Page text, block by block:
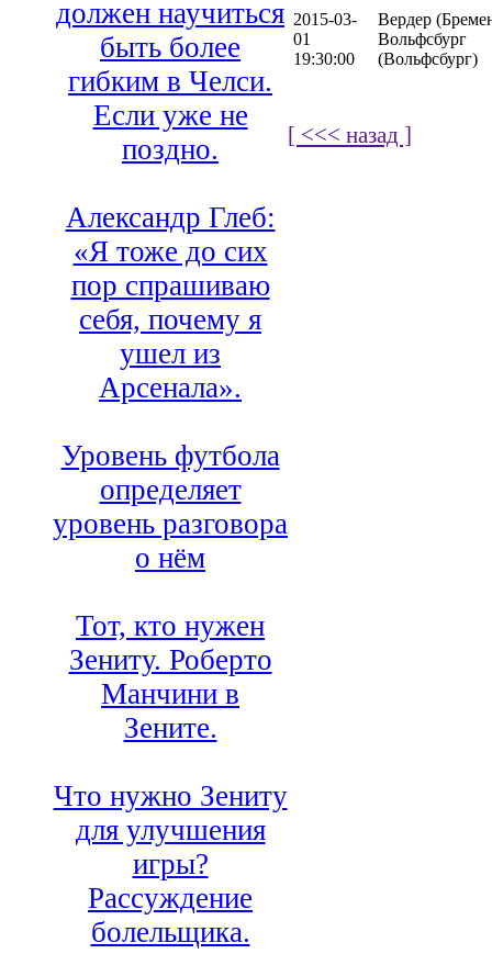
должен научиться
быть более
гибким в Челси.
Если уже не
поздно.
Александр Глеб:
«Я тоже до сих
пор спрашиваю
себя, почему я
ушел из
Арсенала».
Уровень футбола
определяет
уровень разговора
о нём
Тот, кто нужен
Зениту. Роберто
Манчини в
Зените.
Что нужно Зениту
для улучшения
игры?
Рассуждение
болельщика.
2015-03-
01
19:30:00
Вердер
Вольфсбург
(Вольфсбург)
[ <<< назад ]